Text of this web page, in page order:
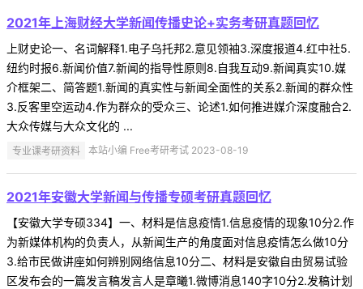
2021年上海财经大学新闻传播史论+实务考研真题回忆
上财史论一、名词解释1.电子乌托邦2.意见领袖3.深度报道4.红中社5.
纽约时报6.新闻价值7.新闻的指导性原则8.自我互动9.新闻真实10.媒
介框架二、简答题1.新闻的真实性与新闻全面性的关系2.新闻的群众性
3.反客里空运动4.作为群众的受众三、论述1.如何推进媒介深度融合2.
大众传媒与大众文化的 ...
专业课考研资料 本站小编 Free考研考试 2023-08-19
2021年安徽大学新闻与传播专硕考研真题回忆
【安徽大学专硕334】一、材料是信息疫情1.信息疫情的现象10分2.作
为新媒体机构的负责人，从新闻生产的角度面对信息疫情怎么做10分
3.给市民做讲座如何辨别网络信息10分二、材料是安徽自由贸易试验
区发布会的一篇发言稿发言人是章曦1.微博消息140字10分2.发稿计划